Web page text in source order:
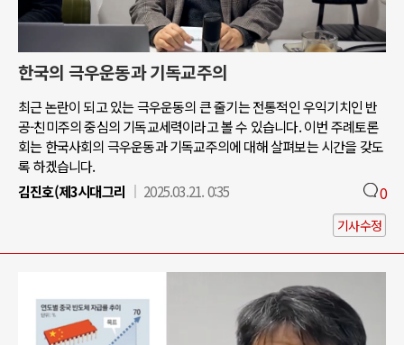
한국의 극우운동과 기독교주의
최근 논란이 되고 있는 극우운동의 큰 줄기는 전통적인 우익기치인 반
공-친미주의 중심의 기독교세력이라고 볼 수 있습니다. 이번 주례토론
회는 한국사회의 극우운동과 기독교주의에 대해 살펴보는 시간을 갖도
록 하겠습니다.
김진호(제3시대그리
2025.03.21. 0:35 0
기사수정